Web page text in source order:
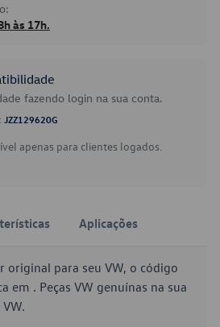
às 17h.
fazendo login na sua conta.
JZZ129620G
apenas para clientes logados.
Aplicações
original para seu VW, o código
em . Peças VW genuínas na sua